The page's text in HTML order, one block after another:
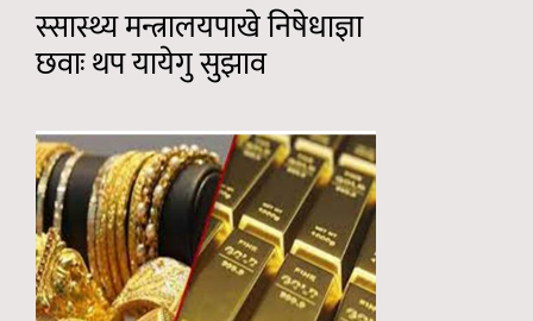
स्सास्थ्य मन्त्रालयपाखे निषेधाज्ञा
छवाः थप यायेगु सुझाव